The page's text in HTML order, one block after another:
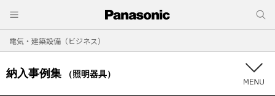
電気・建築設備（ビジネス）
納入事例集 （照明器具）